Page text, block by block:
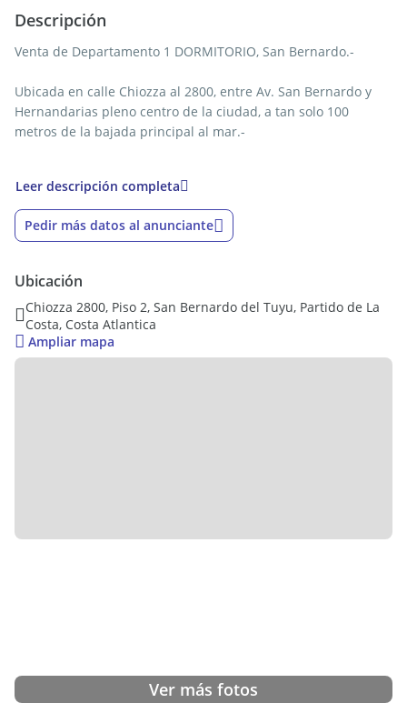
Descripción
Venta de Departamento 1 DORMITORIO, San Bernardo.-
Ubicada en calle Chiozza al 2800, entre Av. San Bernardo y
Hernandarias pleno centro de la ciudad, a tan solo 100
metros de la bajada principal al mar.-
ventana al oeste lo que le da una muy buena iluminación,
baño y dormitorio al frente con vista a Chiozza peatonal.-
parrillas de uso propietario.-
Servicios:
Gas envasado (baulera en planta baja) -
Retasado de U$S 43.000 a U$S 39.000 AHORA 35.000
Leer descripción completa
Pedir más datos al anunciante
Ubicación
Chiozza 2800, Piso 2, San Bernardo del Tuyu, Partido de La
Costa, Costa Atlantica
Ampliar mapa
Ver más fotos